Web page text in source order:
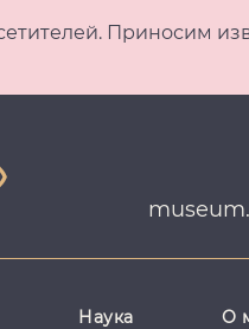
Приносим
Наука О